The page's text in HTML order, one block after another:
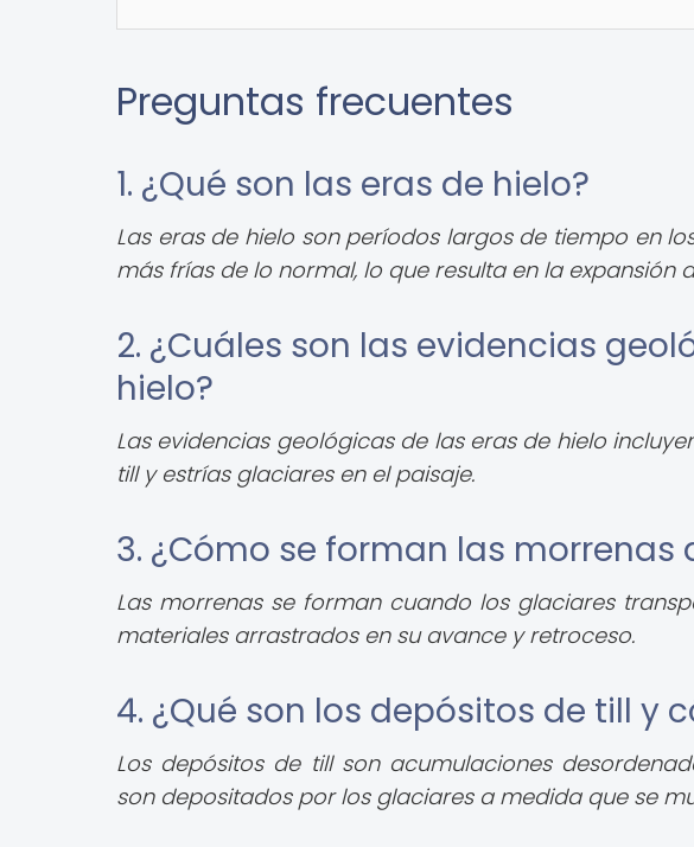
Preguntas frecuentes
1. ¿Qué son las eras de hielo?
Las eras de hielo son períodos largos de tiempo en
más frías de lo normal, lo que resulta en la expansión
2. ¿Cuáles son las evidencias
hielo?
Las evidencias geológicas de las eras de hielo
till y estrías glaciares en el paisaje.
3. ¿Cómo se forman las morrenas
Las morrenas se forman cuando los glaciares
materiales arrastrados en su avance y retroceso.
4. ¿Qué son los depósitos de till y
Los depósitos de till son acumulaciones
son depositados por los glaciares a medida que se